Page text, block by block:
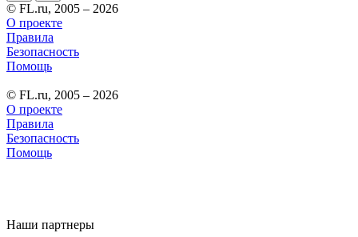
© FL.ru, 2005 – 2026
О проекте
Правила
Безопасность
Помощь
© FL.ru, 2005 – 2026
О проекте
Правила
Безопасность
Помощь
Наши партнеры